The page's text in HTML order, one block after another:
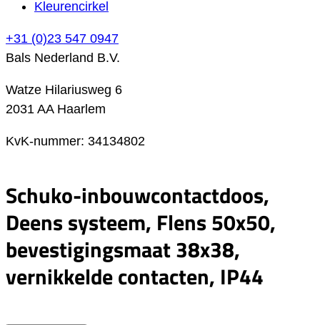
Kleurencirkel
+31 (0)23 547 0947
Bals Nederland B.V.
Watze Hilariusweg 6
2031 AA Haarlem
KvK-nummer: 34134802
Schuko-inbouwcontactdoos,
Deens systeem, Flens 50x50,
bevestigingsmaat 38x38,
vernikkelde contacten, IP44